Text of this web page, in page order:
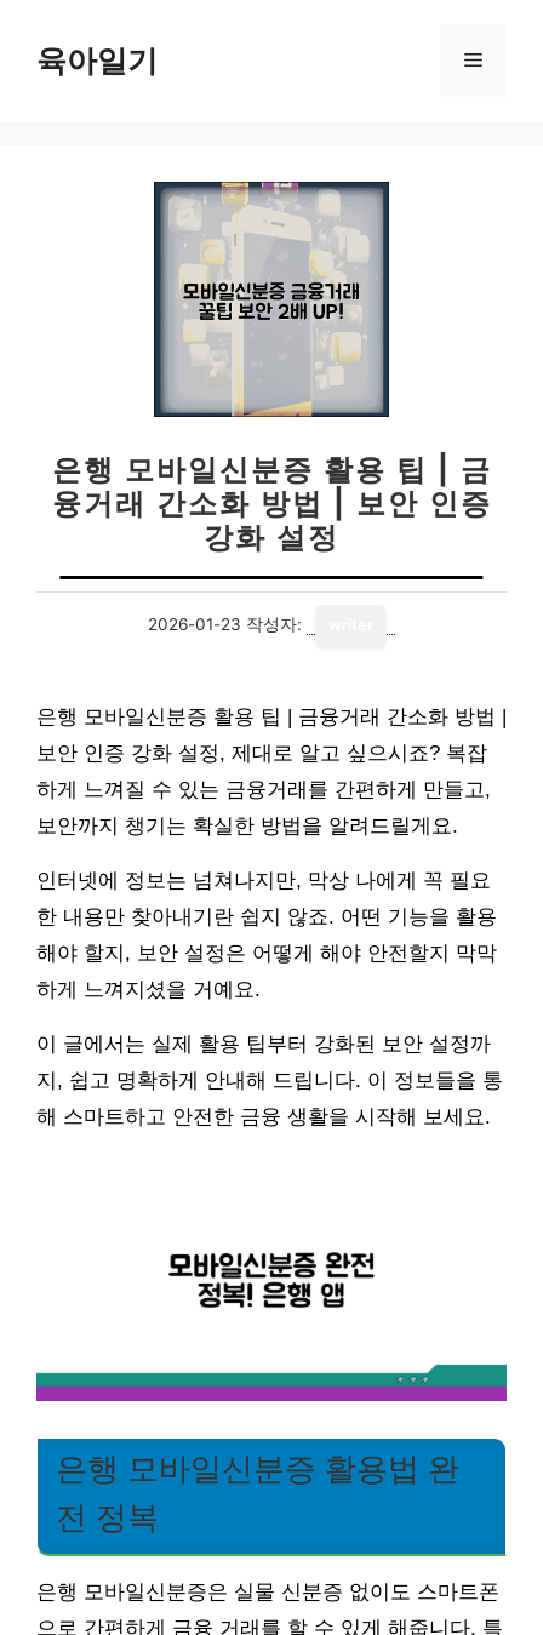
육아일기 메
은행 모바일신분증 활용 팁 | 금
융거래 간소화 방법 | 보안 인증
강화 설정
2026-01-23 작성자:
은행 모바일신분증 활용 팁 | 금융거래 간소화 방법 |
보안 인증 강화 설정, 제대로 알고 싶으시죠? 복잡
하게 느껴질 수 있는 금융거래를 간편하게 만들고,
보안까지 챙기는 확실한 방법을 알려드릴게요.
인터넷에 정보는 넘쳐나지만, 막상 나에게 꼭 필요
한 내용만 찾아내기란 쉽지 않죠. 어떤 기능을 활용
해야 할지, 보안 설정은 어떻게 해야 안전할지 막막
하게 느껴지셨을 거예요.
이 글에서는 실제 활용 팁부터 강화된 보안 설정까
지, 쉽고 명확하게 안내해 드립니다. 이 정보들을 통
해 스마트하고 안전한 금융 생활을 시작해 보세요.
은행 모바일신분증 활용법 완
전 정복
은행 모바일신분증은 실물 신분증 없이도 스마트폰
으로 간편하게 금융 거래를 할 수 있게 해줍니다. 특